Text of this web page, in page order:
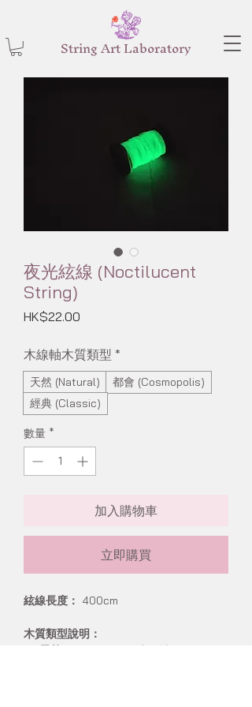
String Art Laboratory
夜光絃線 (Noctilucent
String)
HK$22.00
木線軸木質類型 *
天然 (Natural)
都會 (Cosmopolis)
經典 (Classic)
數量 *
加入購物車
立即購買
絃線長度： 400cm
木質類型說明：
天然 (Natural)：
原木線軸